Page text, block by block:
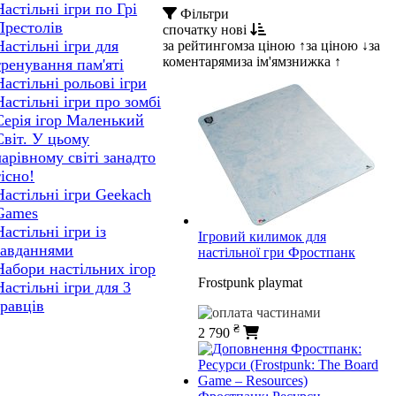
ігри по Грі
ігри для
пам'яті
рольові ігри
ігри про зомбі
ігор Маленький
У цьому
світі занадто
ігри Geekach
ігри із
настільних ігор
ігри для 3
Фільтри
спочатку нові
за рейтингомза ціною ↑за ціною ↓за
коментарямиза ім'ямзнижка ↑
Ігровий килимок для
настільної гри Фростпанк
Frostpunk playmat
2 790 ₴